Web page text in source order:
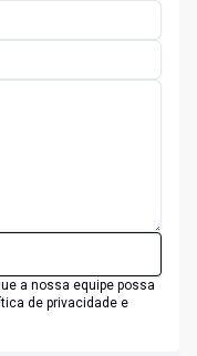
a nossa equipe possa
de privacidade e